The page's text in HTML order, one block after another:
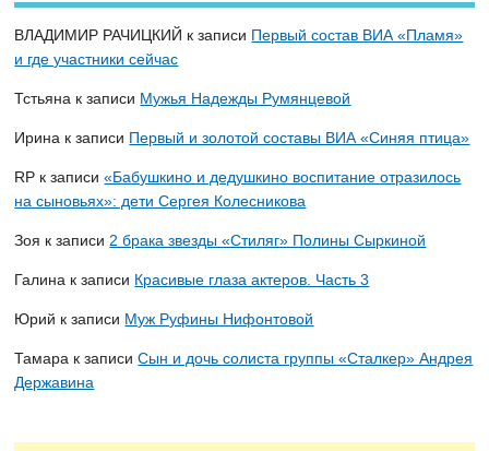
ВЛАДИМИР РАЧИЦКИЙ к записи Первый состав ВИА «Пламя»
и где участники сейчас
Тстьяна к записи Мужья Надежды Румянцевой
Ирина к записи Первый и золотой составы ВИА «Синяя птица»
RP к записи«Бабушкино и дедушкино воспитание отразилось
на сыновьях»: дети Сергея Колесникова
Зоя к записи2 брака звезды «Стиляг» Полины Сыркиной
Галина к записи Красивые глаза актеров. Часть 3
Юрий к записи Муж Руфины Нифонтовой
Тамара к записиСын и дочь солиста группы «Сталкер» Андрея
Державина